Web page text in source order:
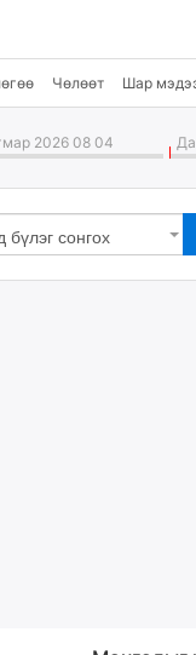
Чөлөөт Шар
2026 08 04
бүлэг сонгох